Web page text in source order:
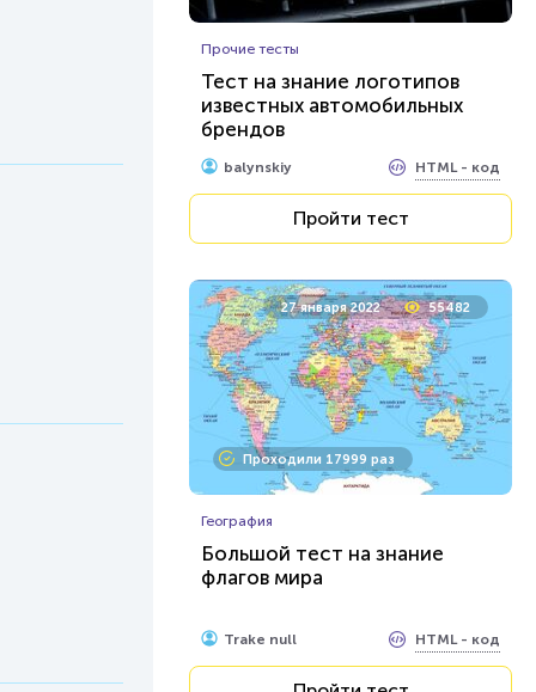
Прочие тесты
Тест на знание логотипов
известных автомобильных
брендов
balynskiy HTML - код
Пройти тест
27 января 2022 55482
Проходили 17999 раз
География
Большой тест на знание
флагов мира
Trake null HTML - код